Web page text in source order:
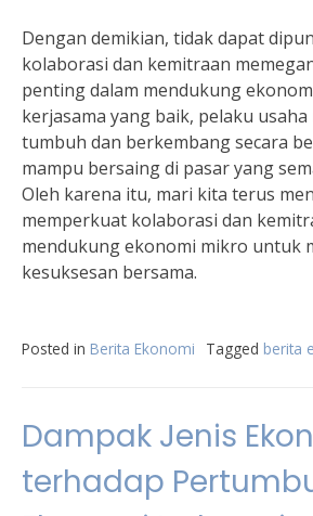
Dengan demikian, tidak dapat
kolaborasi dan kemitraan
penting dalam mendukung
kerjasama yang baik, pelaku
tumbuh dan berkembang secara
mampu bersaing di pasar yang
Oleh karena itu, mari kita terus
memperkuat kolaborasi dan
mendukung ekonomi mikro untuk
kesuksesan bersama.
Posted in Berita Ekonomi Tagged berita
Dampak Jenis
terhadap